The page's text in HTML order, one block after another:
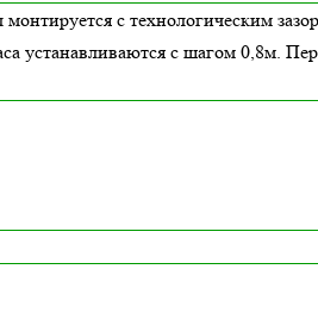
с технологическим
устанавливаются с шагом 0,8м.